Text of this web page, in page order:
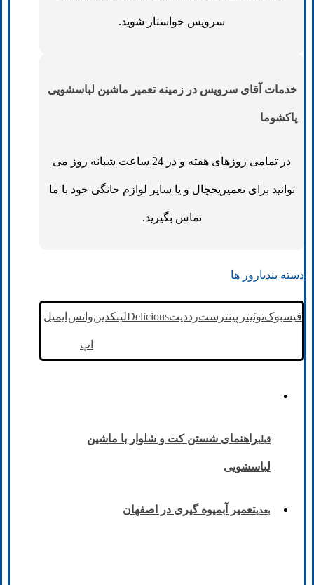
سرویس خواستار شوید.
خدمات آقای سرویس در زمینه تعمیر ماشین لباسشویی
پاکشوما
در تمامی روزهای هفته و در 24 ساعت شبانه روز می
توانید برای تعمیریخچال و یا سایر لوازم خانگی خود با ما
تماس بگیرید.
دسته بندیارور ها
فیسبوکتوئیتر پینترسترددیتDeliciousلینکدینواتس
اپ
ایمیل
قبلیراهنمای شستن کت و شلوار با ماشین
لباسشویی
بعدیتعمیر آبمیوه گیری در اصفهان